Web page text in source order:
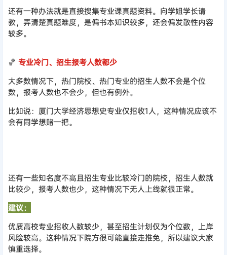
还有一种办法就是直接搜集专业课真题资料。向学姐学长请
教，弄清楚真题难度，是偏书本知识较多，还会偏发散性内容
较多。
🏀 专业冷门、招生报考人数都少
大多数情况下，热门院校、热门专业的招生人数不会是个位
数，报考人数也不会少，但也有例外。
比如说：厦门大学经济思想史专业仅招收1人，这种情况应该不
会有同学想赌一把。
还有一些知名度不高且招生专业比较冷门的院校，招生人数就
比较少，报考人数也少，这种情况下无人上线就很正常。
建议：
优质高校专业招收人数较少，甚至招生计划仅为个位数，上岸
风险较高。这种情况下院方很可能直接走推免，所以建议大家
慎重选择。